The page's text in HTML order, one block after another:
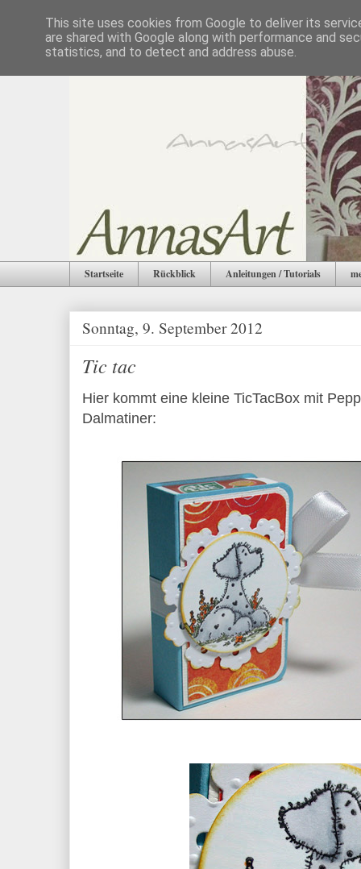
Startseite Rückblick Anleitungen / Tutorials
Sonntag, 9. September 2012
Tic tac
Hier kommt eine kleine TicTacBox mit
Dalmatiner:
This site uses cookies from Google to deliver its
are shared with Google along with performance and
statistics, and to detect and address abuse.